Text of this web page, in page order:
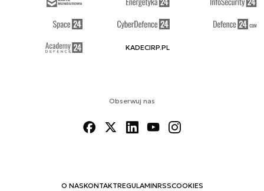
Obserwuj nas
O NASKONTAKTREGULAMINRSSCOOKIES
KADECIRP.PL